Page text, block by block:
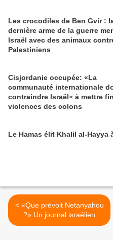
Les crocodiles de Ben Gvir :
dernière arme de la guerre
Israël avec des animaux
Palestiniens
Cisjordanie occupée: «La
communauté internationale
contraindre Israël» à mettre
violences des colons
Le Hamas élit Khalil al-Hayya
< «Que prévoit Netanyahou
?» Un journal israélien
suspecte ses intentions sur